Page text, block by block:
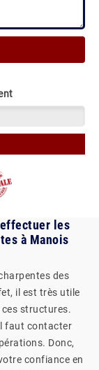
les
à Manois
des
il est très utile
structures.
faut contacter
Donc,
confiance en